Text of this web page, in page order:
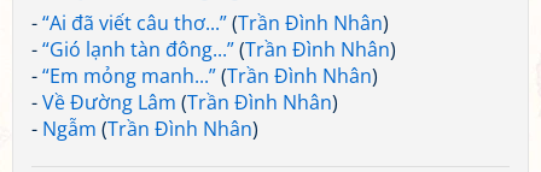
-“Ai đã viết câu thơ...”(Trần Đình Nhân)
-“Gió lạnh tàn đông...”(Trần Đình Nhân)
-“Em mỏng manh...”(Trần Đình Nhân)
-Về Đường Lâm (Trần Đình Nhân)
- Ngẫm (Trần Đình Nhân)